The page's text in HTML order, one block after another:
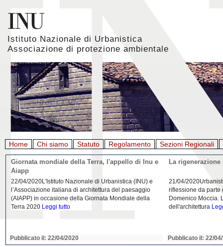
Istituto Nazionale di Urbanistica
Associazione di protezione ambientale
Home Chi siamo Statuto Regolamento Sezioni Regionali
Giornata mondiale della Terra, l'appello di Inu e
Aiapp
22/04/2020L'Istituto Nazionale di Urbanistica (INU) e
l’Associazione italiana di architettura del paesaggio
(AIAPP) in occasione della Giornata Mondiale della
Terra 2020 Leggi tutto
Pubblicato il: 22/04/2020
La
21/04/
riflessione da parte
Domenico Moccia.
dell'architettura
Pubblicato il: 22/